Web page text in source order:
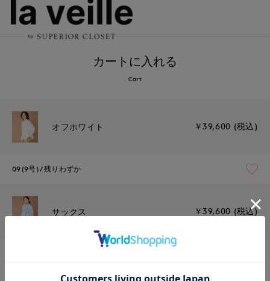
カートに入れる
Cart
オフホワイト ￥39,600 (税込)
09(9号) 残りわずか
サックス ￥39,600 (税込)